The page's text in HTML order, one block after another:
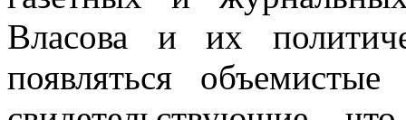
Власова и их
появляться